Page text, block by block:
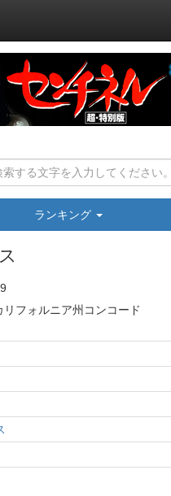
ランキング
リフォルニア州コンコード